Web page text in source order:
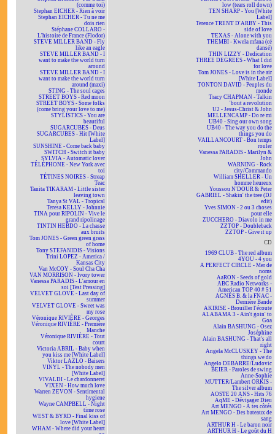
(comme toi)
Stephan EICHER - Rien à voir
Stephan EICHER - Tu ne me
dois rien
Stéphane COLLARO -
L'histoire de France (Flodor)
STEVE MILLER BAND - Fly
like an eagle
STEVE MILLER BAND - I
want to make the world turn
around
STEVE MILLER BAND - I
want to make the world turn
around (maxi)
STING - The soul cages
STREET BOYS - Red moon
STREET BOYS - Some folks
(come bring your love to me)
STYLISTICS - You are
beautiful
SUGARCUBES - Deus
SUGARCUBES - Hit [White
Label]
SUNSHINE - Come back baby
SWITCH - Switch it baby
SYLVIA - Automatic lover
TÉLÉPHONE - New York avec
toi
TÉTINES NOIRES - Streap
Teac
Tanita TIKARAM - Little sister
leaving town
Tanya St VAL - Tropical
Teresa KELLY - Johnnie
TINA pour RIPOLIN - Vive le
grand ripolinage
TINTIN HEBDO - La chasse
aux bruits
Tom JONES - Green green grass
of home
Tony STEFANIDIS - Visions
Trini LOPEZ - America /
Kansas City
Van McCOY - Soul Cha Cha
VAN MORRISON - Ivory tower
Vanessa PARADIS - L'amour en
soi [Test Pressing]
VELVET GLOVE - Last day of
summer
VELVET GLOVE - Sweet was
my rose
Véronique RIVIÈRE - Georges
Véronique RIVIÈRE - Première
Manche
Véronique RIVIÈRE - Tout
court
Victoria ABRIL - Baby when
you kiss me [White Label]
Viktor LAZLO - Baisers
VINYL - The nobody men
[White Label]
VIVALDI - Le chardonneret
VIXEN - How much love
Warren ZEVON - Sentimental
hygiene
Wayne CAMPBELL - Night
time rose
WEST & BYRD - Final kiss of
love [White Label]
WHAM - Where did your heart
low (tears roll down)
TEN SHARP - You [White
Label]
Terence TRENT D'ARBY - This
side of love
TEXAS - Alone with you
THEMBI - Kwela mfana (cé
dansé)
THIN LIZZY - Dedication
THREE DEGREES - What I did
for love
Tom JONES - Love is in the air
[White Label]
TONTON DAVID - Peuples du
monde
Tracy CHAPMAN - Talkin
'bout a revolution
U2 - Jesus-Christ & John
MELLENCAMP - Do re mi
UB40 - Sing our own song
UB40 - The way you do the
things you do
VAILLANCOURT - Bon temps
rouler
Vanessa PARADIS - Marilyn &
John
WARNING - Rock
city/Commando
William SHELLER - Un
homme heureux
Youssou N'DOUR & Peter
GABRIEL - Shakin' the tree (DJ
edit)
Yves SIMON - 2 ou 3 choses
pour elle
ZUCCHERO - Diavolo in me
ZZTOP - Doubleback
ZZTOP - Give it up
CD
1969 CLUB - The red album
4YOU - 4 you
A PERFECT CIRCLE - Mer de
noms
AaRON - Seeds of gold
ABC Radio Networks -
American TOP 40 # 51
AGNÈS B. & la FNAC -
Dernière Bande
AKIRISE - Brouiller l'écoute
ALABAMA 3 - Ain't goin' to
Goa
Alain BASHUNG - Osez
Joséphine
Alain BASHUNG - That's all
right
Angela McCLUSKEY - The
things we do
Angelo DEBARRE/Ludovic
BEIER - Paroles de swing
Anne-Sophie
MUTTER/Lambert ORKIS -
The silver album
AOSTE 20 ANS - Hits 76
AqME - Dévisager Dieu
Art MENGO - À tes côtés
Art MENGO - Des bateaux de
sang
ARTHUR H - Le baron noir
ARTHUR H - Le goût du H